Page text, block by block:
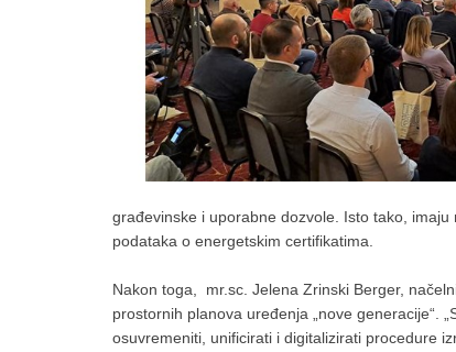
građevinske i uporabne dozvole. Isto tako,
podataka o energetskim certifikatima.
Nakon toga, mr.sc. Jelena Zrinski Berger,
prostornih planova uređenja „nove generacije“.
osuvremeniti, unificirati i digitalizirati procedure